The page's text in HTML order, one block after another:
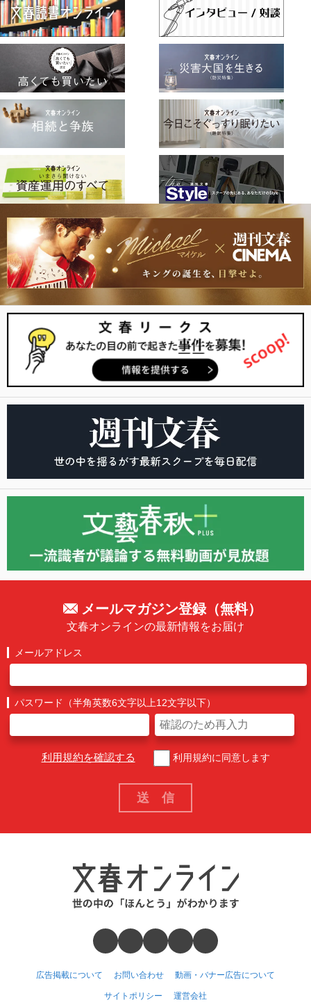
メールマガジン登録（無料）
文春オンラインの最新情報をお届け
メールアドレス
パスワード（半角英数6文字以上12文字以下）
利用規約を確認する 利用規約に同意します
広告掲載について お問い合わせ 動画・バナー広告について
サイトポリシー 運営会社